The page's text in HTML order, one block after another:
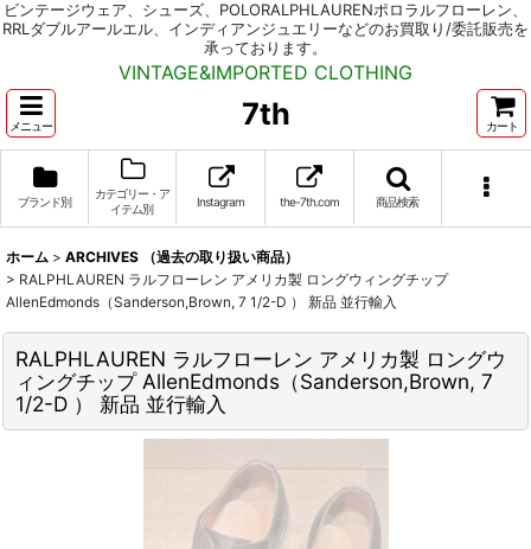
ビンテージウェア、シューズ、POLORALPHLAURENポロラルフローレン、
RRLダブルアールエル、インディアンジュエリーなどのお買取り/委託販売を
承っております。
VINTAGE&IMPORTED CLOTHING
メニュー 7th カート
ブランド別
カテゴリー・ア
イテム別
Instagram the-7th.com 商品検索
ホーム > ARCHIVES （過去の取り扱い商品）
> RALPHLAUREN ラルフローレン アメリカ製 ロングウィングチップ
AllenEdmonds（Sanderson,Brown, 7 1/2-D ） 新品 並行輸入
RALPHLAUREN ラルフローレン アメリカ製 ロングウ
ィングチップ AllenEdmonds（Sanderson,Brown, 7
1/2-D ） 新品 並行輸入